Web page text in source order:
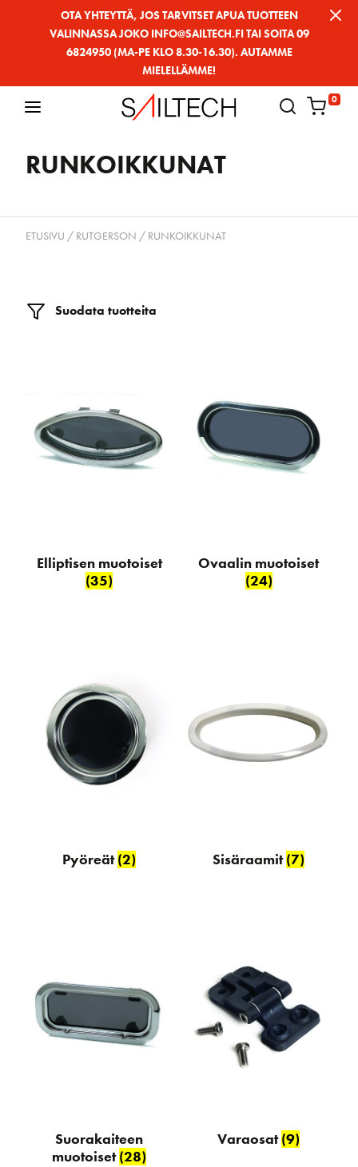
OTA YHTEYTTÄ, JOS TARVITSET APUA TUOTTEEN
VALINNASSA JOKO INFO@SAILTECH.FI TAI SOITA 09
6824950 (MA-PE KLO 8.30-16.30). AUTAMME
MIELELLÄMME!
0
RUNKOIKKUNAT
ETUSIVU / RUTGERSON / RUNKOIKKUNAT
Suodata tuotteita
Elliptisen muotoiset
(35)
Ovaalin muotoiset
(24)
Pyöreät(2) Sisäraamit(7)
Suorakaiteen
muotoiset(28)
Varaosat(9)